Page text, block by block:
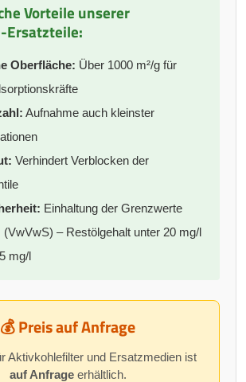
Vorteile unserer
Ersatzteile:
Oberfläche: Über 1000 m²/g für
Aufnahme auch kleinster
Verhindert Verblocken der
Einhaltung der Grenzwerte
(VwVwS) – Restölgehalt unter 20 mg/l
mg/l
💰 Preis auf Anfrage
Aktivkohlefilter und Ersatzmedien ist
auf Anfrageerhältlich.